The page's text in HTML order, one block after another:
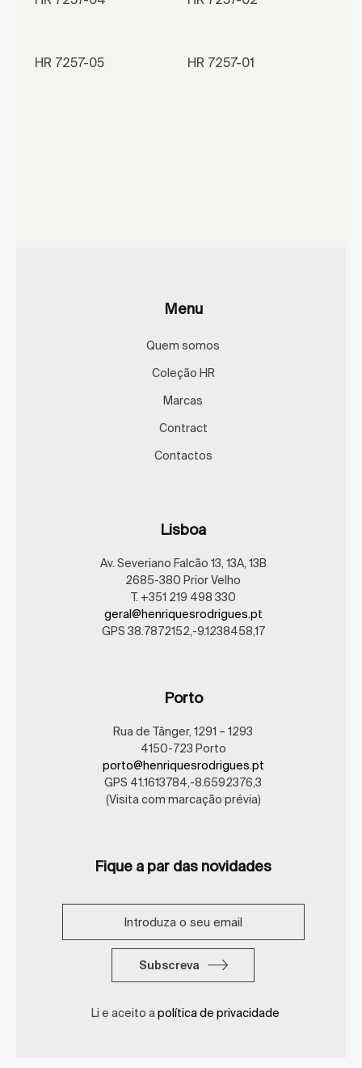
HR 7257-05 HR 7257-01
Menu
Quem somos
Coleção HR
Marcas
Contract
Contactos
Lisboa
Av. Severiano Falcão 13, 13A, 13B
2685-380 Prior Velho
T. +351 219 498 330
geral@henriquesrodrigues.pt
GPS 38.7872152,-9.1238458,17
Porto
Rua de Tânger, 1291 – 1293
4150-723 Porto
porto@henriquesrodrigues.pt
GPS 41.1613784,-8.6592376,3
(Visita com marcação prévia)
Fique a par das novidades
Subscreva
Li e aceito a política de privacidade